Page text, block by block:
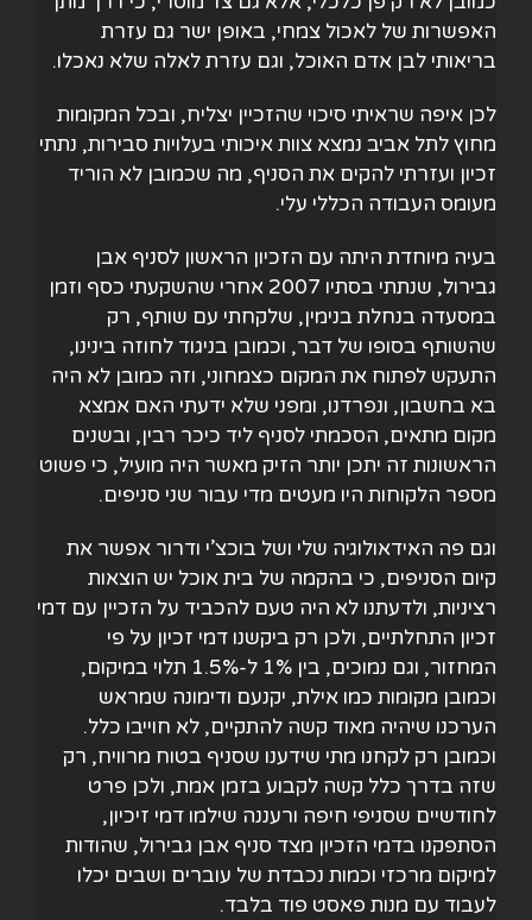
האפשרות של לאכול צמחי, באופן ישר גם עזרת
בריאותי לבן אדם האוכל, וגם עזרת לאלה שלא נאכלו.
לכן איפה שראיתי סיכוי שהזכיין יצליח, ובכל המקומות
מחוץ לתל אביב נמצא צוות איכותי בעלויות סבירות, נתתי
זכיון ועזרתי להקים את הסניף, מה שכמובן לא הוריד
מעומס העבודה הכללי עלי.
בעיה מיוחדת היתה עם הזכיון הראשון לסניף אבן
גבירול, שנתתי בסתיו 2007 אחרי שהשקעתי כסף וזמן
במסעדה בנחלת בנימין, שלקחתי עם שותף, רק
שהשותף בסופו של דבר, וכמובן בניגוד לחוזה בינינו,
התעקש לפתוח את המקום כצמחוני, וזה כמובן לא היה
בא בחשבון, ונפרדנו, ומפני שלא ידעתי האם אמצא
מקום מתאים, הסכמתי לסניף ליד כיכר רבין, ובשנים
הראשונות זה יתכן יותר הזיק מאשר היה מועיל, כי פשוט
מספר הלקוחות היו מעטים מדי עבור שני סניפים.
וגם פה האידאולוגיה שלי ושל בוכצ’י ודרור אפשר את
קיום הסניפים, כי בהקמה של בית אוכל יש הוצאות
רציניות, ולדעתנו לא היה טעם להכביד על הזכיין עם דמי
זכיון התחלתיים, ולכן רק ביקשנו דמי זכיון על פי
המחזור, וגם נמוכים, בין 1% ל-1.5% תלוי במיקום,
וכמובן מקומות כמו אילת, יקנעם ודימונה שמראש
הערכנו שיהיה מאוד קשה להתקיים, לא חוייבו כלל.
וכמובן רק לקחנו מתי שידענו שסניף בטוח מרוויח, רק
שזה בדרך כלל קשה לקבוע בזמן אמת, ולכן פרט
לחודשיים שסניפי חיפה ורעננה שילמו דמי זיכיון,
הסתפקנו בדמי הזכיון מצד סניף אבן גבירול, שהודות
למיקום מרכזי וכמות נכבדת של עוברים ושבים יכלו
לעבוד עם מנות פאסט פוד בלבד.